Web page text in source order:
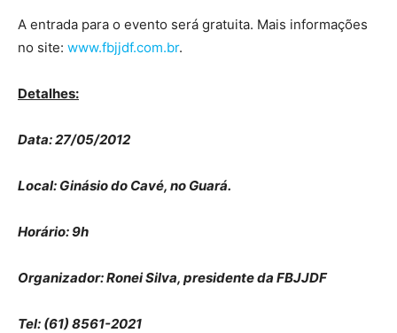
A entrada para o evento será gratuita. Mais informações
no site: www.fbjjdf.com.br.
Detalhes:
Data: 27/05/2012
Local: Ginásio do Cavé, no Guará.
Horário: 9h
Organizador: Ronei Silva, presidente da FBJJDF
Tel: (61) 8561-2021